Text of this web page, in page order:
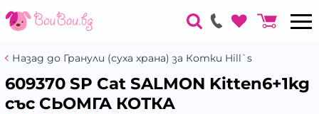
Назад до Гранули (суха храна) за Котки Hill`s
609370 SP Cat SALMON Kitten6+1kg
със СЬОМГА КОТКА